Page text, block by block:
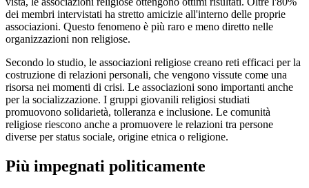
dei membri intervistati ha stretto amicizie all'interno delle proprie
associazioni. Questo fenomeno è più raro e meno diretto nelle
organizzazioni non religiose.
Secondo lo studio, le associazioni religiose creano reti efficaci per la
costruzione di relazioni personali, che vengono vissute come una
risorsa nei momenti di crisi. Le associazioni sono importanti anche
per la socializzazione. I gruppi giovanili religiosi studiati
promuovono solidarietà, tolleranza e inclusione. Le comunità
religiose riescono anche a promuovere le relazioni tra persone
diverse per status sociale, origine etnica o religione.
Più impegnati politicamente